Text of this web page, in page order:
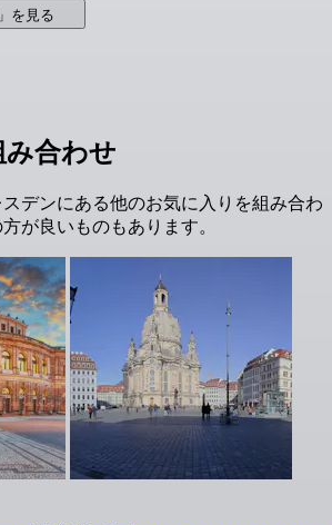
を見る
合わせ
デンにある他のお気に入りを組み合わ
が良いものもあります。